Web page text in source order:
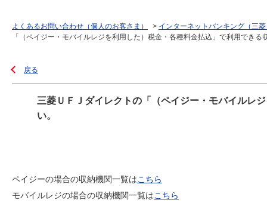
よくあるお問い合わせ（個人のお客さま） > インターネットバンキング（三
「（ペイジー・モバイルレジを利用した）税金・各種料金払込」で利用できる
戻る
三菱ＵＦＪダイレクトの「（ペイジー・モバイルレ
い。
ペイジーの場合の収納機関一覧はこちら
モバイルレジの場合の収納機関一覧はこちら